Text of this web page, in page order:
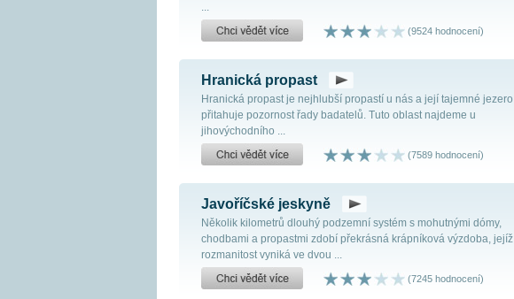
...
(9524 hodnocení)
Hranická propast
Hranická propast je nejhlubší propastí u nás a její tajemné jezero
přitahuje pozornost řady badatelů. Tuto oblast najdeme u
jihovýchodního ...
(7589 hodnocení)
Javoříčské jeskyně
Několik kilometrů dlouhý podzemní systém s mohutnými dómy,
chodbami a propastmi zdobí překrásná krápníková výzdoba, jejíž
rozmanitost vyniká ve dvou ...
(7245 hodnocení)